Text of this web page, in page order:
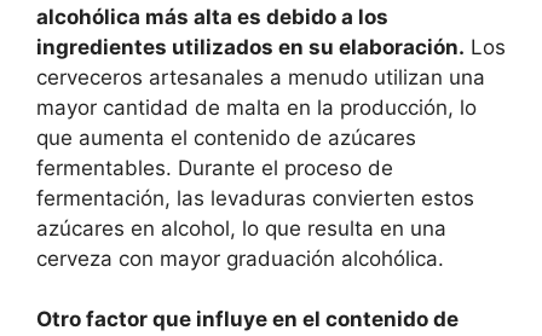
alcohólica más alta es debido a los
ingredientes utilizados en su elaboración. Los
cerveceros artesanales a menudo utilizan una
mayor cantidad de malta en la producción, lo
que aumenta el contenido de azúcares
fermentables. Durante el proceso de
fermentación, las levaduras convierten estos
azúcares en alcohol, lo que resulta en una
cerveza con mayor graduación alcohólica.
Otro factor que influye en el contenido de